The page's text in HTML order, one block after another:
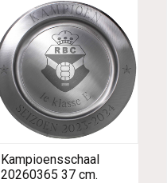
Kampioensschaal
20260365 37 cm.